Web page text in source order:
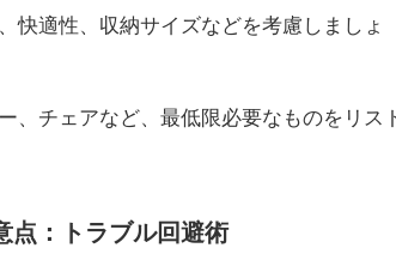
快適性、収納サイズなどを考慮しましょ
、チェアなど、最低限必要なものをリス
点：トラブル回避術